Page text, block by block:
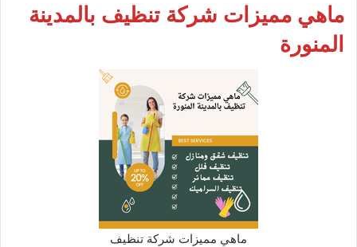
ماهي مميزات شركة تنظيف بالمدينة
المنورة
ماهي مميزات شركة تنظيف